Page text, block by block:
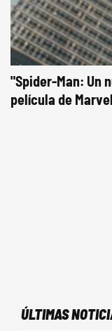
"Spider-Man: Un
película de
ÚLTIMAS